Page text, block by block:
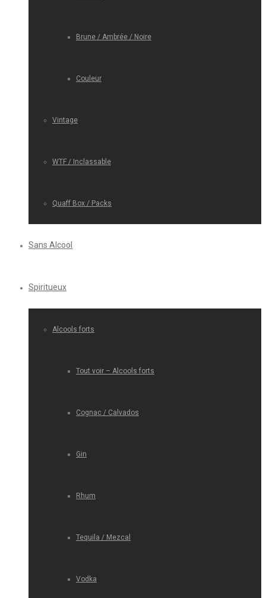
Brune / Ambrée / Noire
Couleur
Vintage
WTF / Inclassable
Quaff Box / Packs
Sans Alcool
Spiritueux
Alcools forts
Tout voir – Alcools forts
Cognac / Calvados
Gin
Rhum
Tequila / Mezcal
Vodka